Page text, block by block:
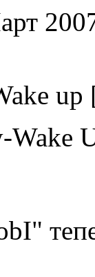
up